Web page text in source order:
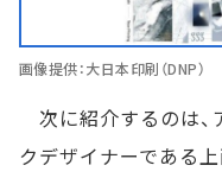
画像提供：大日本印刷（DNP）
次に紹介するのは、
クデザイナーである